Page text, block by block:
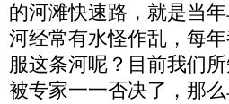
的河滩快速路，就是当
河经常有水怪作乱，每
服这条河呢？目前我们
被专家一一否决了，那